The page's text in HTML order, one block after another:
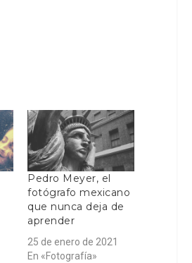
Pedro Meyer, el
fotógrafo mexicano
que nunca deja de
aprender
25 de enero de 2021
En «Fotografía»